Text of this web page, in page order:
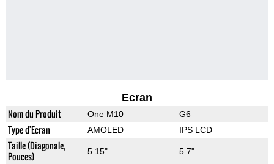
Ecran
Nom du Produit One M10 G6
Type d'Ecran AMOLED IPS LCD
Taille (Diagonale,
Pouces)
5.15" 5.7"